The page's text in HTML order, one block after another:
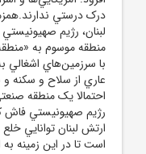
درک درستي
لبنان، رژيم
منطقه موسوم به
عاري از سلاح و سکنه
احتمالا يک منطقه
رژيم صهيونيستي فاش
ارتش لبنان توانايي
است تا در اين زمينه